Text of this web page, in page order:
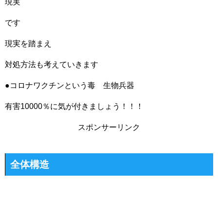
現実
です
現実を踏まえ
対処方法も考えていきます
●コロナワクチンという毒 生物兵器
有害10000％に気が付きましょう！！！
スポンサーリンク
全体構造